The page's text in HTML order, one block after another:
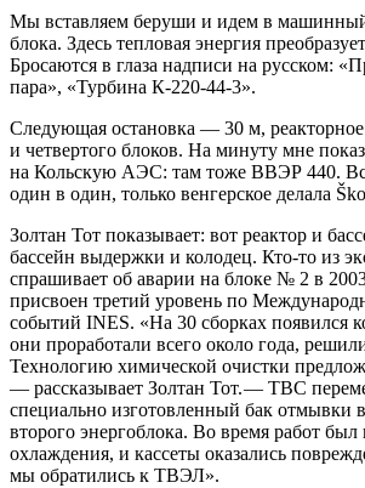
Мы вставляем беруши и идем в машинный
блока. Здесь тепловая энергия
Бросаются в глаза надписи на русском:
пара», «Турбина К-220-44-3».
Следующая остановка — 30 м, реакторное
и четвертого блоков. На минуту мне
на Кольскую АЭС: там тоже ВВЭР 440.
один в один, только венгерское делала
Золтан Тот показывает: вот реактор и
бассейн выдержки и колодец. Кто-то из
спрашивает об аварии на блоке № 2 в
присвоен третий уровень по
событий INES. «На 30 сборках появился
они проработали всего около года,
Технологию химической очистки
— рассказывает Золтан Тот. — ТВС
специально изготовленный бак отмывки
второго энергоблока. Во время работ
охлаждения, и кассеты оказались
мы обратились к ТВЭЛ».